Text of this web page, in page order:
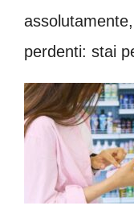
perdenti: stai